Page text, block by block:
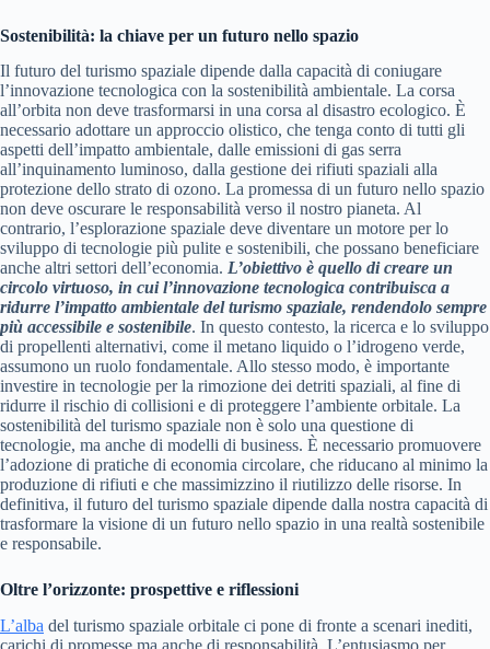
Sostenibilità: la chiave per un futuro nello spazio
Il futuro del turismo spaziale dipende dalla capacità di coniugare
l’innovazione tecnologica con la sostenibilità ambientale. La corsa
all’orbita non deve trasformarsi in una corsa al disastro ecologico. È
necessario adottare un approccio olistico, che tenga conto di tutti gli
aspetti dell’impatto ambientale, dalle emissioni di gas serra
all’inquinamento luminoso, dalla gestione dei rifiuti spaziali alla
protezione dello strato di ozono. La promessa di un futuro nello spazio
non deve oscurare le responsabilità verso il nostro pianeta. Al
contrario, l’esplorazione spaziale deve diventare un motore per lo
sviluppo di tecnologie più pulite e sostenibili, che possano beneficiare
anche altri settori dell’economia. L’obiettivo è quello di creare un
circolo virtuoso, in cui l’innovazione tecnologica contribuisca a
ridurre l’impatto ambientale del turismo spaziale, rendendolo sempre
più accessibile e sostenibile. In questo contesto, la ricerca e lo sviluppo
di propellenti alternativi, come il metano liquido o l’idrogeno verde,
assumono un ruolo fondamentale. Allo stesso modo, è importante
investire in tecnologie per la rimozione dei detriti spaziali, al fine di
ridurre il rischio di collisioni e di proteggere l’ambiente orbitale. La
sostenibilità del turismo spaziale non è solo una questione di
tecnologie, ma anche di modelli di business. È necessario promuovere
l’adozione di pratiche di economia circolare, che riducano al minimo la
produzione di rifiuti e che massimizzino il riutilizzo delle risorse. In
definitiva, il futuro del turismo spaziale dipende dalla nostra capacità di
trasformare la visione di un futuro nello spazio in una realtà sostenibile
e responsabile.
Oltre l’orizzonte: prospettive e riflessioni
L’alba del turismo spaziale orbitale ci pone di fronte a scenari inediti,